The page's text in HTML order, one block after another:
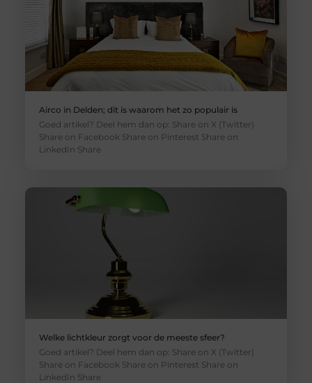
Airco in Delden; dit is waarom het zo populair is
Goed artikel? Deel hem dan op: Share on X (Twitter)
Share on Facebook Share on Pinterest Share on
LinkedIn Share
Welke lichtkleur zorgt voor de meeste sfeer?
Goed artikel? Deel hem dan op: Share on X (Twitter)
Share on Facebook Share on Pinterest Share on
LinkedIn Share